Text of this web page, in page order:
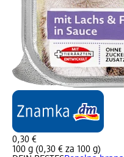
0,30 €
100 g (0,30 € za 100 g)